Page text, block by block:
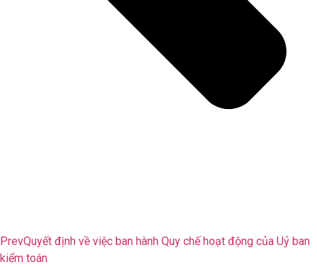
PrevQuyết định về việc ban hành Quy chế hoạt động của Uỷ ban
kiểm toán